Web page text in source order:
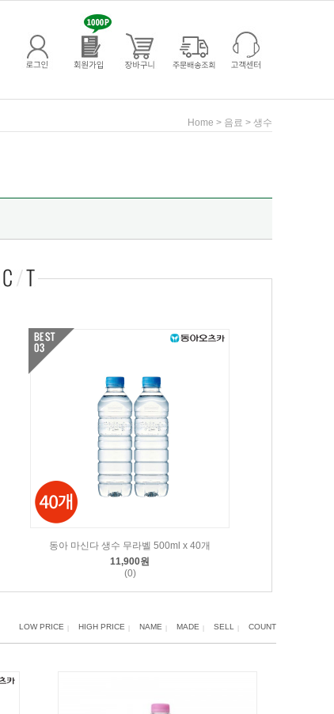
Home > 음료 > 생수
동아 마신다 생수 무라벨 500ml x 40개
11,900원
(0)
LOW PRICE HIGH PRICE NAME MADE SELL COUNT